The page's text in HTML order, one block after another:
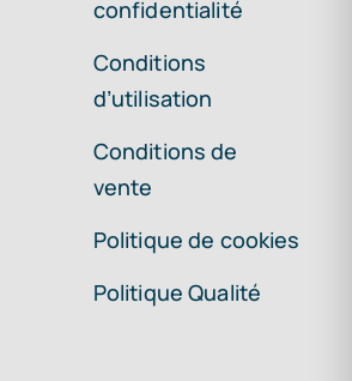
confidentialité
Conditions
d’utilisation
Conditions de
vente
Politique de cookies
Politique Qualité